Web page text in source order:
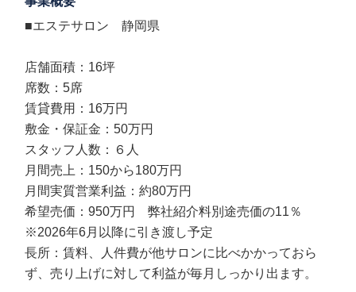
■エステサロン 静岡県
店舗面積：16坪
席数：5席
賃貸費用：16万円
敷金・保証金：50万円
スタッフ人数：６人
月間売上：150から180万円
月間実質営業利益：約80万円
希望売価：950万円 弊社紹介料別途売価の11％
※2026年6月以降に引き渡し予定
長所：賃料、人件費が他サロンに比べかかっておら
ず、売り上げに対して利益が毎月しっかり出ます。